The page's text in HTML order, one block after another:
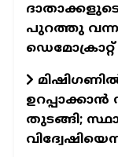
പുറത്തു
ഉറപ്പാക്കാൻ
തുടങ്ങി;